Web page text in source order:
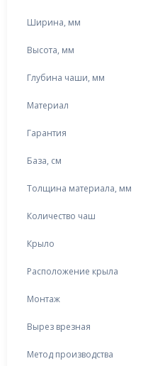
Ширина, мм
Высота, мм
Глубина чаши, мм
Материал
Гарантия
База, см
Толщина материала, мм
Количество чаш
Крыло
Расположение крыла
Монтаж
Вырез врезная
Метод производства